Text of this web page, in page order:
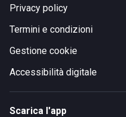
Privacy policy
Termini e condizioni
Gestione cookie
Accessibilità digitale
Scarica l'app